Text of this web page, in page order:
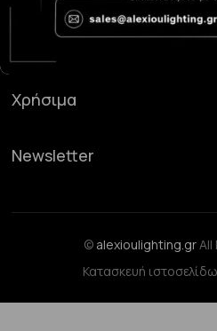
6983123181
Χρήσιμα
Newsletter
© alexioulighting.grAll
Κατασκευή